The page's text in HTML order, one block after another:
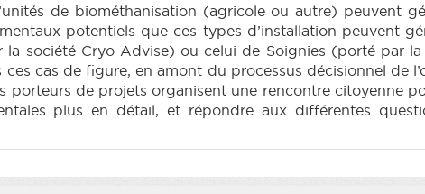
de biométhanisation (agricole ou autre) peuvent
potentiels que ces types d’installation peuvent
société Cryo Advise) ou celui de Soignies (porté par
cas de figure, en amont du processus décisionnel de
porteurs de projets organisent une rencontre citoyenne
plus en détail, et répondre aux différentes